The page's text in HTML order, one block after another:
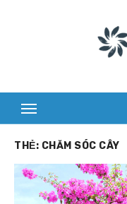
THẺ: CHĂM SÓC CÂY